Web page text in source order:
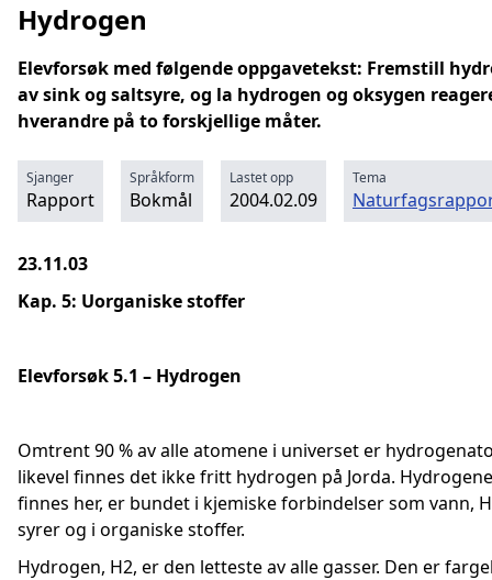
Hydrogen
Elevforsøk med følgende oppgavetekst: Fremstill
av sink og saltsyre, og la hydrogen og oksygen
hverandre på to forskjellige måter.
Sjanger
Rapport
Språkform
Bokmål
Lastet opp
2004.02.09
Tema
23.11.03
Kap. 5: Uorganiske stoffer
Elevforsøk 5.1 – Hydrogen
Omtrent 90 % av alle atomene i universet er
likevel finnes det ikke fritt hydrogen på Jorda.
finnes her, er bundet i kjemiske forbindelser som vann,
syrer og i organiske stoffer.
Hydrogen, H2, er den letteste av alle gasser. Den er